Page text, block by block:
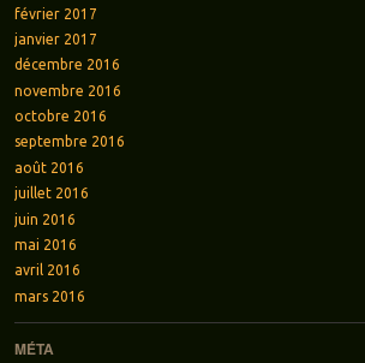
février 2017
janvier 2017
décembre 2016
novembre 2016
octobre 2016
septembre 2016
août 2016
juillet 2016
juin 2016
mai 2016
avril 2016
mars 2016
MÉTA